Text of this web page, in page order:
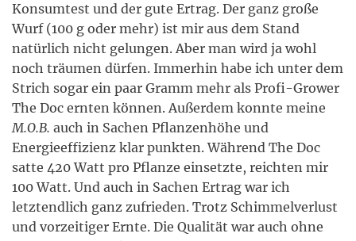
Konsumtest und der gute Ertrag. Der ganz große
Wurf (100 g oder mehr) ist mir aus dem Stand
natürlich nicht gelungen. Aber man wird ja wohl
noch träumen dürfen. Immerhin habe ich unter dem
Strich sogar ein paar Gramm mehr als Profi-Grower
The Doc ernten können. Außerdem konnte meine
M.O.B. auch in Sachen Pflanzenhöhe und
Energieeffizienz klar punkten. Während The Doc
satte 420 Watt pro Pflanze einsetzte, reichten mir
100 Watt. Und auch in Sachen Ertrag war ich
letztendlich ganz zufrieden. Trotz Schimmelverlust
und vorzeitiger Ernte. Die Qualität war auch ohne